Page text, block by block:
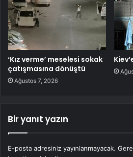
‘Kız verme’ meselesi sokak
çatışmasına dönüştü
Ağustos 7, 2026
Bir yanıt yazın
E-posta adresiniz yayınlanmayacak.